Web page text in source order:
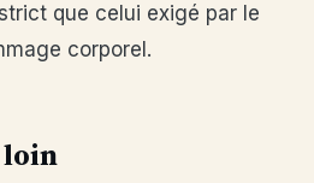
que celui exigé par le
corporel.
loin